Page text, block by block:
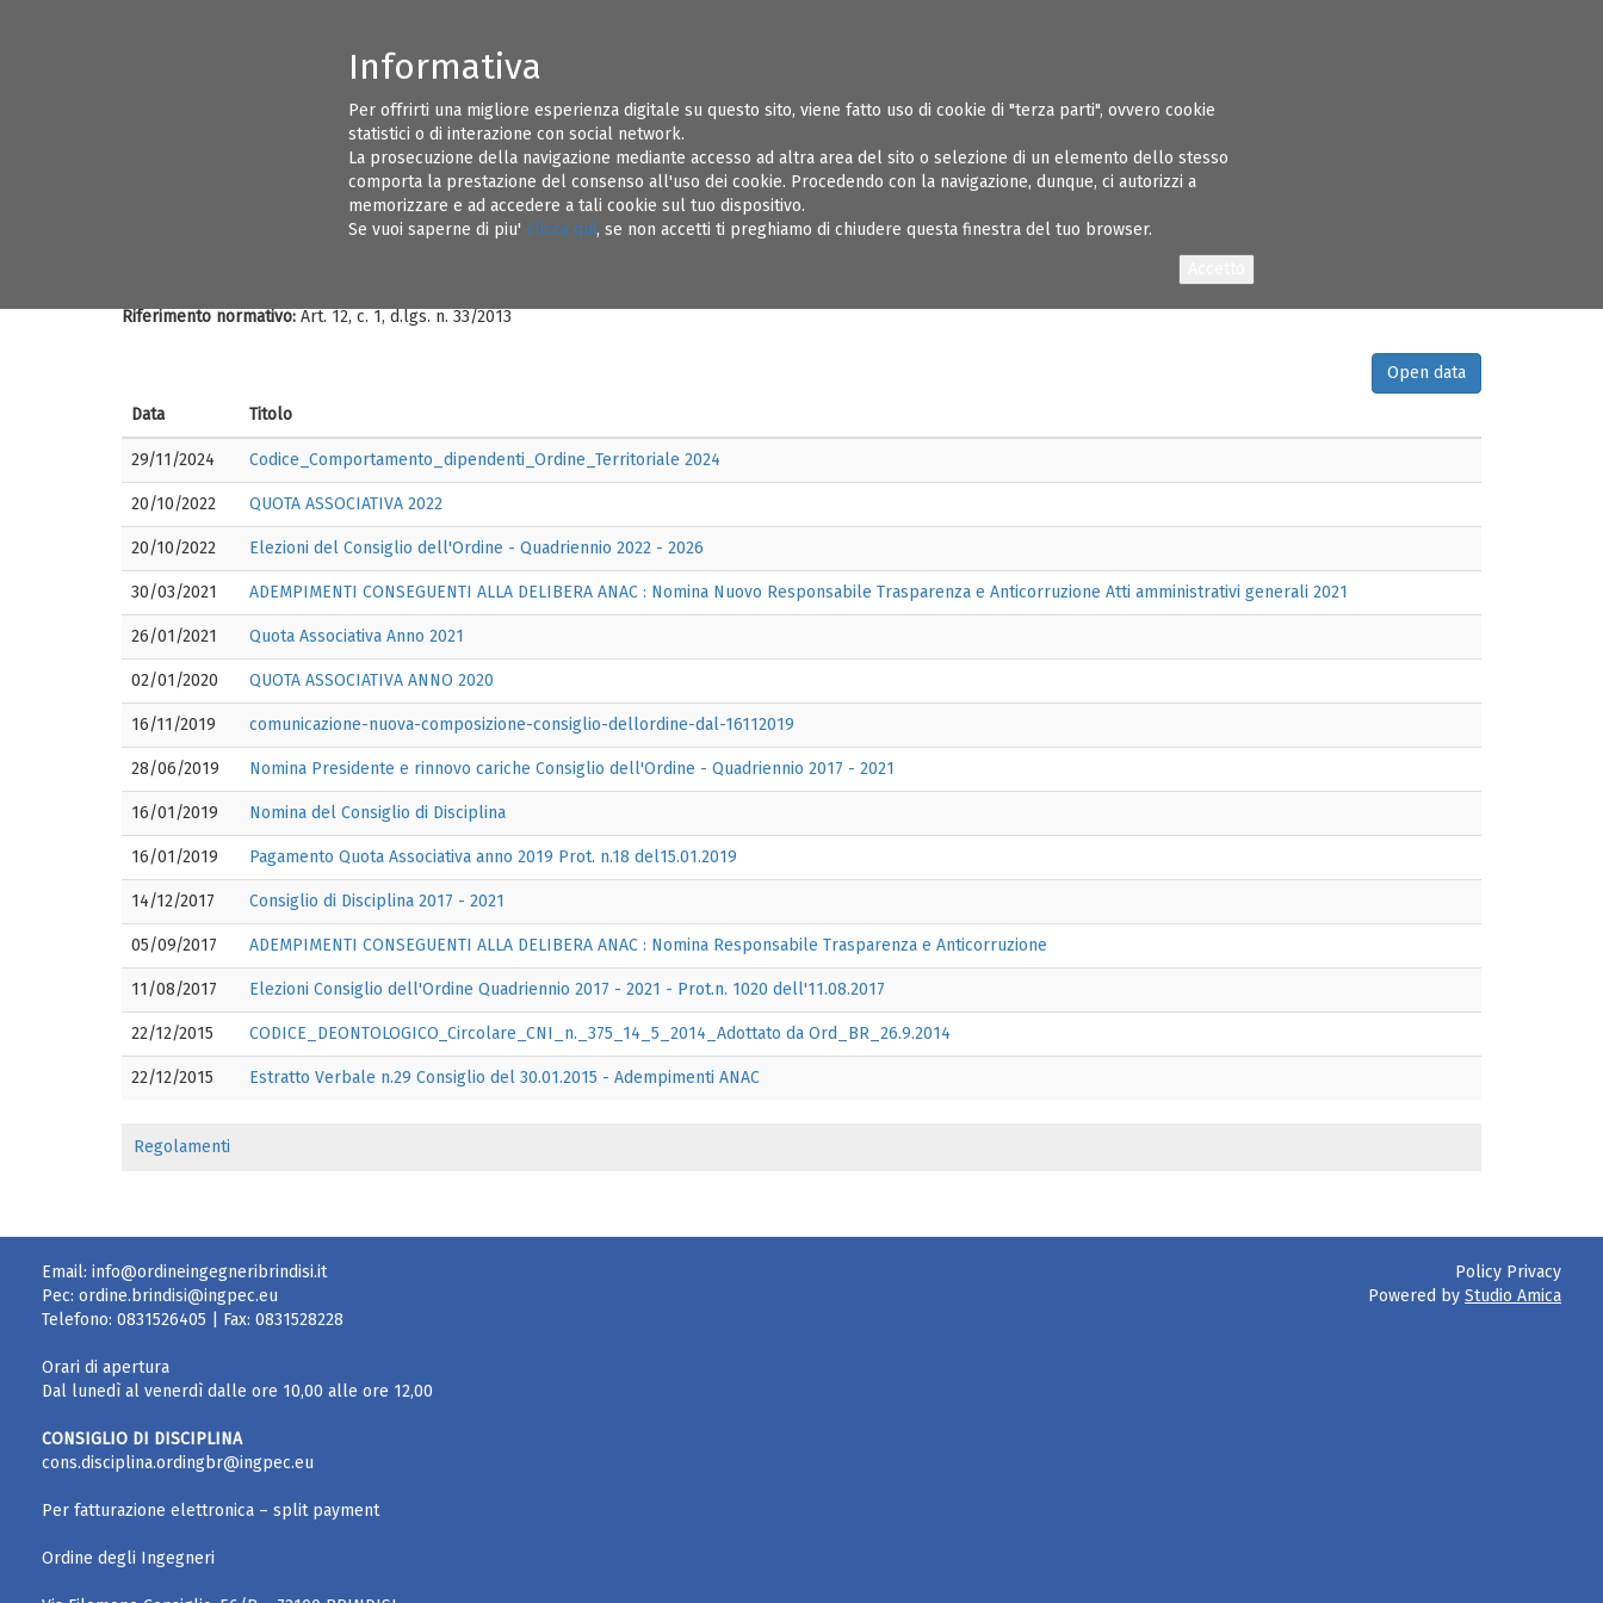
Informativa
Per offrirti una migliore esperienza digitale su questo sito, viene fatto uso di cookie di "terza parti", ovvero cookie
statistici o di interazione con social network.
La prosecuzione della navigazione mediante accesso ad altra area del sito o selezione di un elemento dello stesso
comporta la prestazione del consenso all'uso dei cookie. Procedendo con la navigazione, dunque, ci autorizzi a
memorizzare e ad accedere a tali cookie sul tuo dispositivo.
Se vuoi saperne di piu' clicca qui, se non accetti ti preghiamo di chiudere questa finestra del tuo browser.
CONSIGLIO DIRETTIVO ORDINE INGEGNERI BRINDISI INFORMAZIONI UTILI SOSPENSIONI REGOLAMENTI AMMINISTRAZIONE TRASPARENTE ALBO INGEGNERI
Amministrazione Trasparente Disposizioni Generali Atti generali
Riferimento normativo: Art. 12, c. 1, d.lgs. n. 33/2013
Open data
Data Titolo
29/11/2024 Codice_Comportamento_dipendenti_Ordine_Territoriale 2024
20/10/2022 QUOTA ASSOCIATIVA 2022
20/10/2022 Elezioni del Consiglio dell'Ordine - Quadriennio 2022 - 2026
30/03/2021 ADEMPIMENTI CONSEGUENTI ALLA DELIBERA ANAC : Nomina Nuovo Responsabile Trasparenza e Anticorruzione Atti amministrativi generali 2021
26/01/2021 Quota Associativa Anno 2021
02/01/2020 QUOTA ASSOCIATIVA ANNO 2020
16/11/2019 comunicazione-nuova-composizione-consiglio-dellordine-dal-16112019
28/06/2019 Nomina Presidente e rinnovo cariche Consiglio dell'Ordine - Quadriennio 2017 - 2021
16/01/2019 Nomina del Consiglio di Disciplina
16/01/2019 Pagamento Quota Associativa anno 2019 Prot. n.18 del15.01.2019
14/12/2017 Consiglio di Disciplina 2017 - 2021
05/09/2017 ADEMPIMENTI CONSEGUENTI ALLA DELIBERA ANAC : Nomina Responsabile Trasparenza e Anticorruzione
11/08/2017 Elezioni Consiglio dell'Ordine Quadriennio 2017 - 2021 - Prot.n. 1020 dell'11.08.2017
22/12/2015 CODICE_DEONTOLOGICO_Circolare_CNI_n._375_14_5_2014_Adottato da Ord_BR_26.9.2014
22/12/2015 Estratto Verbale n.29 Consiglio del 30.01.2015 - Adempimenti ANAC
Regolamenti
Email: info@ordineingegneribrindisi.it
Pec: ordine.brindisi@ingpec.eu
Telefono: 0831526405 | Fax: 0831528228
Orari di apertura
Dal lunedì al venerdì dalle ore 10,00 alle ore 12,00
CONSIGLIO DI DISCIPLINA
cons.disciplina.ordingbr@ingpec.eu
Per fatturazione elettronica – split payment
Ordine degli Ingegneri
Policy Privacy
Powered by Studio Amica